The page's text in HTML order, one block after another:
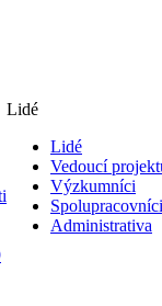
Lidé
Lidé
Vedoucí
Výzkumníci
Spolupracovníci
Administrativa